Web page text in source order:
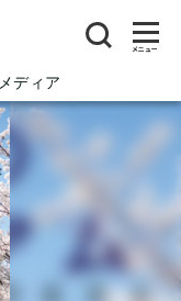
ディア
メニュー